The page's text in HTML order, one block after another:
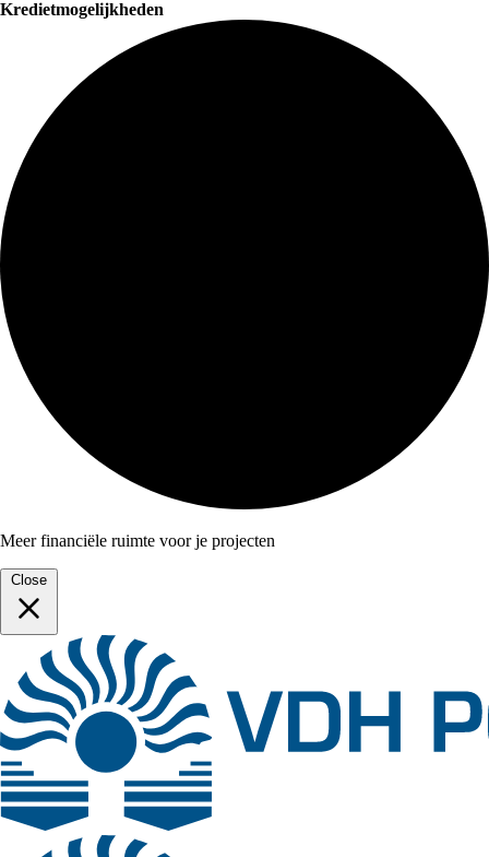
Kredietmogelijkheden
Meer financiële ruimte voor je projecten
Close